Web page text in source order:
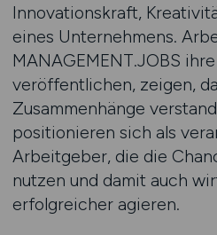
Innovationskraft,
eines Unternehmens.
MANAGEMENT.JOBS
veröffentlichen, zeigen,
Zusammenhänge
positionieren sich als
Arbeitgeber, die die
nutzen und damit auch
erfolgreicher agieren.